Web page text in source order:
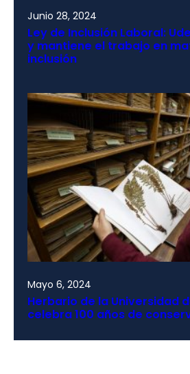
Junio 28, 2024
Ley de Inclusión Laboral:
y mantiene el trabajo en
inclusión
Mayo 6, 2024
Herbario de la Universidad
celebra 100 años de